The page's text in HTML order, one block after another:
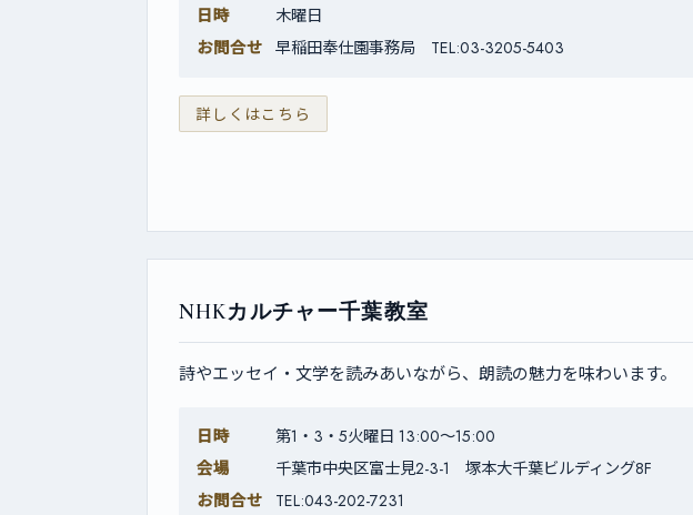
日時
木曜日
お問合せ
早稲田奉仕園事務局 TEL:03-3205-5403
詳しくはこちら
NHKカルチャー千葉教室
詩やエッセイ・文学を読みあいながら、朗読の魅力を味わいます。
日時
第1・3・5火曜日 13:00〜15:00
会場
千葉市中央区富士見2-3-1 塚本大千葉ビルディング8F
お問合せ
TEL:043-202-7231